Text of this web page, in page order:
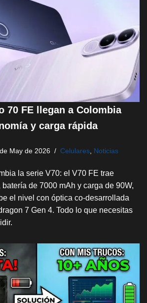
70 FE llegan a Colombia
y carga rápida
May de 2026 Celulares Noticias
la serie V70: el V70 FE trae
batería de 7000 mAh y carga de 90W,
el nivel con óptica co-desarrollada
7 Gen 4. Todo lo que necesitas